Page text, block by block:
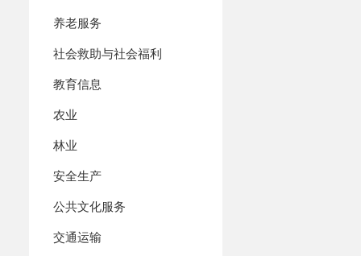
养老服务
社会救助与社会福利
教育信息
农业
林业
安全生产
公共文化服务
交通运输